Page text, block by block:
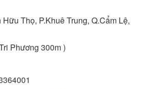
Thọ, P.Khuê Trung, Q.Cẩm Lệ,
Phương 300m )